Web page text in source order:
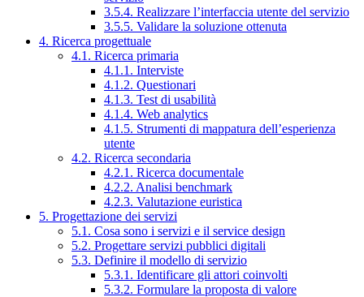
3.5.4. Realizzare l’interfaccia utente del servizio
3.5.5. Validare la soluzione ottenuta
4. Ricerca progettuale
4.1. Ricerca primaria
4.1.1. Interviste
4.1.2. Questionari
4.1.3. Test di usabilità
4.1.4. Web analytics
4.1.5. Strumenti di mappatura dell’esperienza
utente
4.2. Ricerca secondaria
4.2.1. Ricerca documentale
4.2.2. Analisi benchmark
4.2.3. Valutazione euristica
5. Progettazione dei servizi
5.1. Cosa sono i servizi e il service design
5.2. Progettare servizi pubblici digitali
5.3. Definire il modello di servizio
5.3.1. Identificare gli attori coinvolti
5.3.2. Formulare la proposta di valore